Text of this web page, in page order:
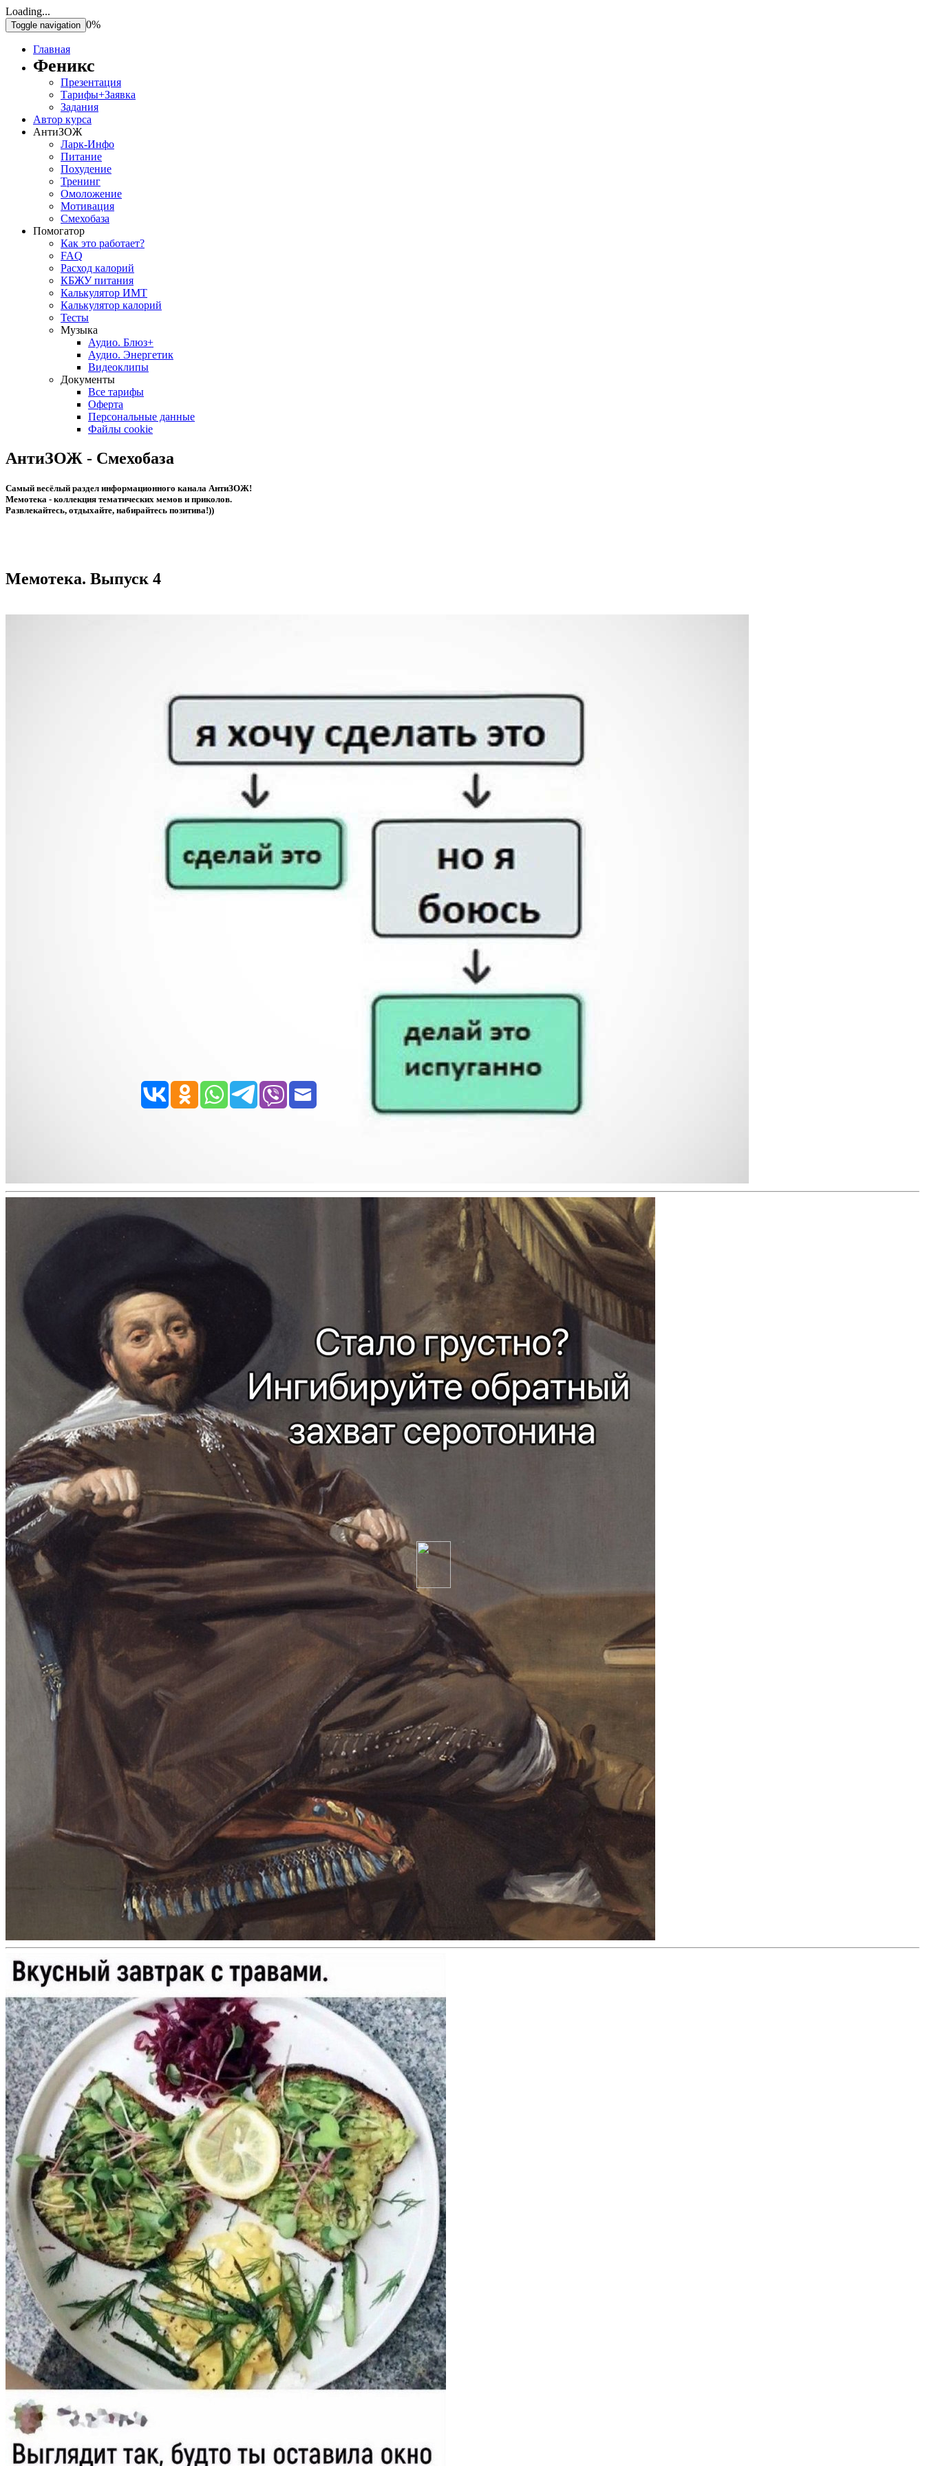
Loading...
Toggle navigation 0%
Главная
Феникс
Презентация
Тарифы+Заявка
Задания
Автор курса
АнтиЗОЖ
Ларк-Инфо
Питание
Похудение
Тренинг
Омоложение
Мотивация
Смехобаза
Помогатор
Как это работает?
FAQ
Расход калорий
КБЖУ питания
Калькулятор ИМТ
Калькулятор калорий
Тесты
Музыка
Аудио. Блюз+
Аудио. Энергетик
Видеоклипы
Документы
Все тарифы
Оферта
Персональные данные
Файлы cookie
АнтиЗОЖ - Смехобаза
Cамый весёлый раздел информационного канала АнтиЗОЖ!
Мемотека - коллекция тематических мемов и приколов.
Развлекайтесь, отдыхайте, набирайтесь позитива!))
Мемотека. Выпуск 4